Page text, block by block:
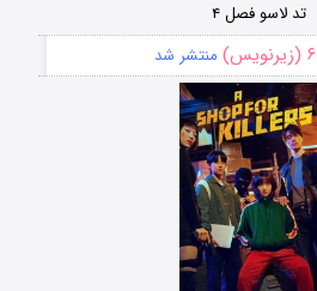
تد لاسو فصل ۴
۶ (زیرنویس) منتشر شد